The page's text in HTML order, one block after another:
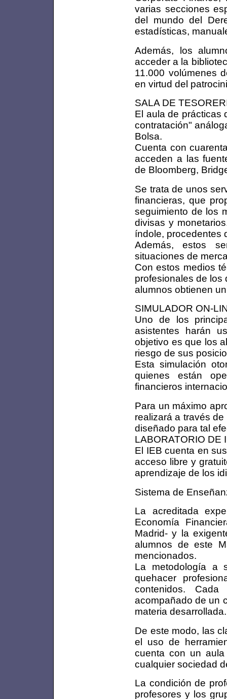
varias secciones
del mundo del
estadísticas,
Además, los
acceder a la
11.000 volúmenes
en virtud del
SALA DE
El aula de prácticas
contratación"
Bolsa.
Cuenta con
acceden a las
de Bloomberg,
Se trata de unos
financieras, que
seguimiento de los
divisas y
índole, procedentes
Además, estos
situaciones de
Con estos medios
profesionales de los
alumnos obtienen
SIMULADOR ON-
Uno de los
asistentes harán
objetivo es que los
riesgo de sus
Esta simulación
quienes están
financieros
Para un máximo
realizará a través
diseñado para tal
LABORATORIO DE
El IEB cuenta en
acceso libre y
aprendizaje de los
Sistema de
La acreditada
Economía
Madrid- y la
alumnos de este
mencionados.
La metodología a
quehacer
contenidos.
acompañado de un
materia desarrollada.
De este modo, las
el uso de
cuenta con un
cualquier sociedad
La condición de
profesores y los